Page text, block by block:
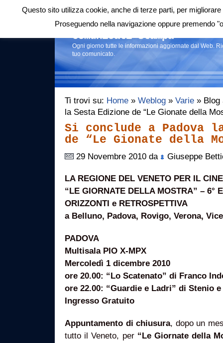
Login|RSS |
Comunicati stampa
Ogni giorno tutte le informazioni aggiornate dal Web.
tuo comunicato.
Ti trovi su: Home » Weblog » Varie » Blog
la Sesta Edizione de “Le Gionate della
Si conclude a Padova
de “Le Gionate della
29 Novembre 2010 da Giuseppe
LA REGIONE DEL VENETO PER IL
“LE GIORNATE DELLA MOSTRA” – 6°
ORIZZONTI e RETROSPETTIVA
a Belluno, Padova, Rovigo, Verona,
PADOVA
Multisala PIO X-MPX
Mercoledì 1 dicembre 2010
ore 20.00: “Lo Scatenato” di Franco
ore 22.00: “Guardie e Ladri” di Stenio
Ingresso Gratuito
Appuntamento di chiusura, dopo un
tutto il Veneto, per “Le Giornate della
Questo sito utilizza cookie, anche di terze parti, per
Proseguendo nella navigazione oppure premendo